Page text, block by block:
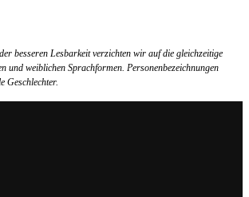
besseren Lesbarkeit verzichten wir auf die gleichzeitige
und weiblichen Sprachformen. Personenbezeichnungen
Geschlechter.